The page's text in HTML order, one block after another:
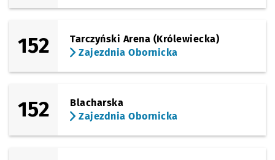
152
Tarczyński Arena (Królewiecka)
Zajezdnia Obornicka
152
Blacharska
Zajezdnia Obornicka